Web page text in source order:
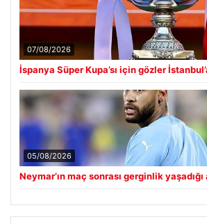
07/08/2026
İspanya Süper Kupa’sı için gözler
05/08/2026
Neymar’ın maç sonrası gerginlik